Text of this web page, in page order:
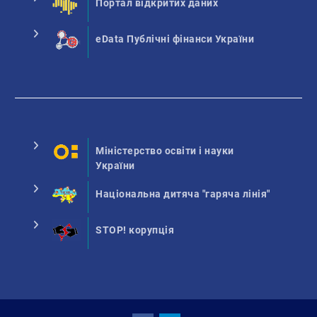
Портал відкритих даних
eData Публічні фінанси України
Міністерство освіти і науки
України
Національна дитяча "гаряча лінія"
STOP! корупція